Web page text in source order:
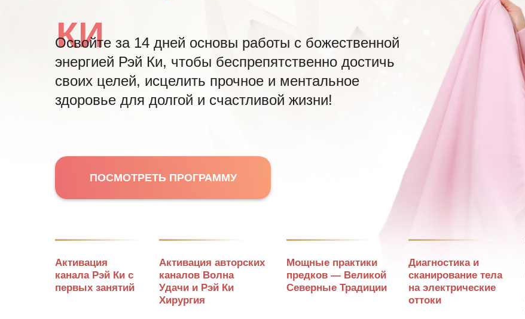
КИ
Освойте за 14 дней основы работы с божественной
энергией Рэй Ки, чтобы беспрепятственно достичь
своих целей, исцелить прочное и ментальное
здоровье для долгой и счастливой жизни!
ПОСМОТРЕТЬ ПРОГРАММУ
Активация
канала Рэй Ки с
первых занятий
Диагностика и
сканирование тела
на электрические
оттоки
Активация авторских
каналов Волна
Удачи и Рэй Ки
Хирургия
Мощные практики
предков — Великой
Северные Традиции